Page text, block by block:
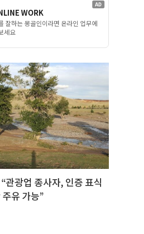
AD
WORK
잘하는 몽골인이라면 온라인 업무에
세요
관광업 종사자, 인증 표식
유 가능”